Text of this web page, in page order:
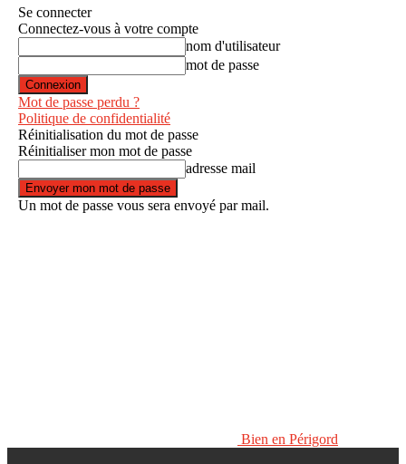
Se connecter
Connectez-vous à votre compte
nom d'utilisateur
mot de passe
Mot de passe perdu ?
Politique de confidentialité
Réinitialisation du mot de passe
Réinitialiser mon mot de passe
adresse mail
Un mot de passe vous sera envoyé par mail.
Bien en Périgord